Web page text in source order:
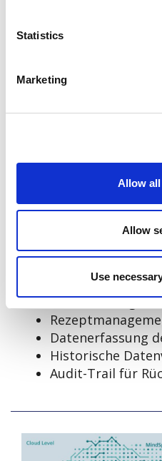
Statistics
Marketing
Allow
Allow
Use
HMI &
Unsere
den neusten Stand
üblichen Funktionen:
Flussdiagramm
Digitales und
Überwachung
Datenerfassung
Historische
Audit-Trail für